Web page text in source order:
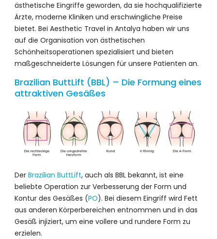
ästhetische Eingriffe geworden, da sie hochqualifizierte
Ärzte, moderne Kliniken und erschwingliche Preise
bietet. Bei Aesthetic Travel in Antalya haben wir uns
auf die Organisation von ästhetischen
Schönheitsoperationen spezialisiert und bieten
maßgeschneiderte Lösungen für unsere Patienten an.
Brazilian ButtLift (BBL) – Die Formung eines
attraktiven Gesäßes
Der Brazilian ButtLift, auch als BBL bekannt, ist eine
beliebte Operation zur Verbesserung der Form und
Kontur des Gesäßes (PO). Bei diesem Eingriff wird Fett
aus anderen Körperbereichen entnommen und in das
Gesäß injiziert, um eine vollere und rundere Form zu
erzielen.